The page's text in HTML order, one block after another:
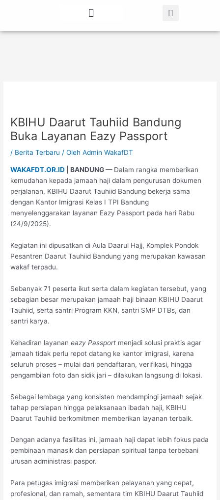
KBIHU Daarut Tauhiid Bandung
Buka Layanan Eazy Passport
/ Berita Terbaru / OlehAdmin WakafDT
WAKAFDT.OR.ID | BANDUNG — Dalam rangka memberikan
kemudahan kepada jamaah haji dalam pengurusan dokumen
perjalanan, KBIHU Daarut Tauhiid Bandung bekerja sama
dengan Kantor Imigrasi Kelas I TPI Bandung
menyelenggarakan layanan Eazy Passport pada hari Rabu
(24/9/2025).
Kegiatan ini dipusatkan di Aula Daarul Hajj, Komplek Pondok
Pesantren Daarut Tauhiid Bandung yang merupakan kawasan
wakaf terpadu.
Sebanyak 71 peserta ikut serta dalam kegiatan tersebut, yang
sebagian besar merupakan jamaah haji binaan KBIHU Daarut
Tauhiid, serta santri Program KKN, santri SMP DTBs, dan
santri karya.
Kehadiran layananeazy Passport menjadi solusi praktis agar
jamaah tidak perlu repot datang ke kantor imigrasi, karena
seluruh proses – mulai dari pendaftaran, verifikasi, hingga
pengambilan foto dan sidik jari – dilakukan langsung di lokasi.
Sebagai lembaga yang konsisten mendampingi jamaah sejak
tahap persiapan hingga pelaksanaan ibadah haji, KBIHU
Daarut Tauhiid berkomitmen memberikan layanan terbaik.
Dengan adanya fasilitas ini, jamaah haji dapat lebih fokus pada
pembinaan manasik dan persiapan spiritual tanpa terbebani
urusan administrasi paspor.
Para petugas imigrasi memberikan pelayanan yang cepat,
profesional, dan ramah, sementara tim KBIHU Daarut Tauhiid